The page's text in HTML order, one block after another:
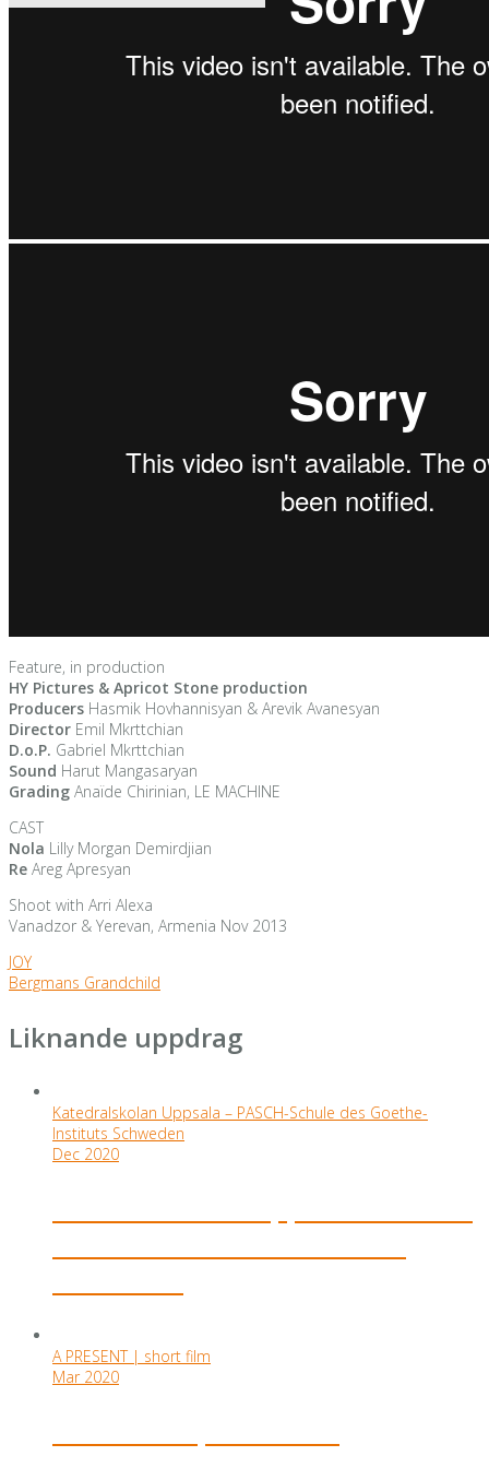
Feature, in production
HY Pictures & Apricot Stone production
Producers Hasmik Hovhannisyan & Arevik Avanesyan
Director Emil Mkrttchian
D.o.P. Gabriel Mkrttchian
Sound Harut Mangasaryan
Grading Anaïde Chirinian, LE MACHINE
CAST
Nola Lilly Morgan Demirdjian
Re Areg Apresyan
Shoot with Arri Alexa
Vanadzor & Yerevan, Armenia Nov 2013
JOY
Bergmans Grandchild
Liknande uppdrag
Katedralskolan Uppsala – PASCH-Schule des Goethe-
Instituts Schweden
Dec 2020
A PRESENT | short film
Mar 2020